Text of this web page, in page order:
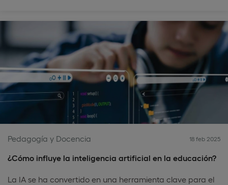
Pedagogía y Docencia 18 feb 2025
¿Cómo influye la inteligencia artificial en la educación?
La IA se ha convertido en una herramienta clave para el